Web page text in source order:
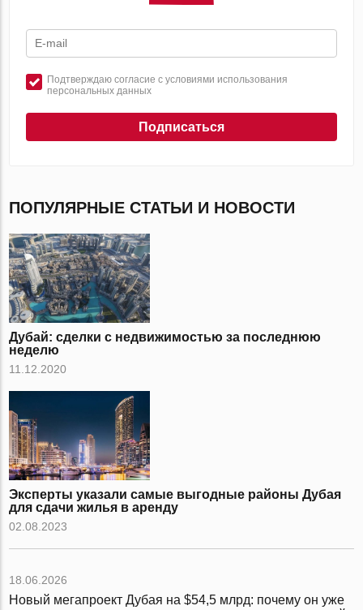
Подтверждаю согласие с условиями использования
персональных данных
Подписаться
ПОПУЛЯРНЫЕ СТАТЬИ И НОВОСТИ
Дубай: сделки с недвижимостью за последнюю
неделю
11.12.2020
Эксперты указали самые выгодные районы Дубая
для сдачи жилья в аренду
02.08.2023
18.06.2026
Новый мегапроект Дубая на $54,5 млрд: почему он уже